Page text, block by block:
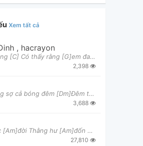
Xem tất cả
, hacrayon
Em ngỡ nhà [G]em trên cung trăng [C] Có thấy rằng [G]em đang tung tăng? [C] Giữa bầu trời [Em]em đ
2,398
[C]Đêm dài lắm mộng [C]Sợ mộng sợ cả bóng đêm [Dm]Đêm thì đâu màu hồng Ma
3,688
[C]Anh nằm bên [C]trái của cuộc [Am]đời Thằng hư [Am]đốn không nghe [F]lời Hình như chẳng [F]đi là
27,810